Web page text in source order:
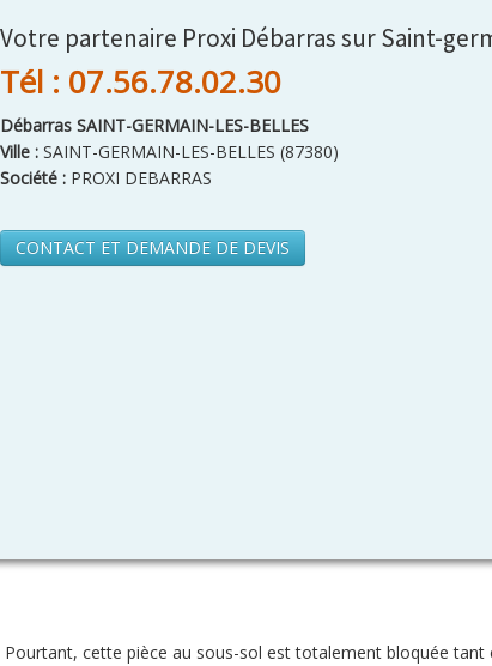
Votre partenaire Proxi Débarras sur Saint-
Tél : 07.56.78.02.30
Débarras SAINT-GERMAIN-LES-BELLES
Ville : SAINT-GERMAIN-LES-BELLES (87380)
Société : PROXI DEBARRAS
CONTACT ET DEMANDE DE DEVIS
Pourtant, cette pièce au sous-sol est totalement bloquée